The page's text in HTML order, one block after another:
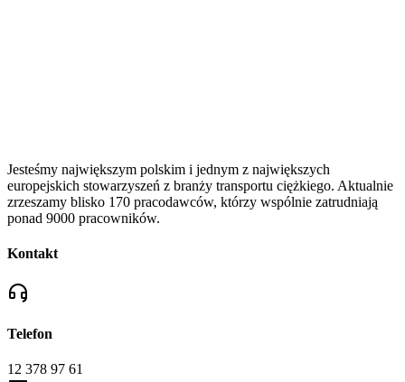
Jesteśmy największym polskim i jednym z największych
europejskich stowarzyszeń z branży transportu ciężkiego. Aktualnie
zrzeszamy blisko 170 pracodawców, którzy wspólnie zatrudniają
ponad 9000 pracowników.
Kontakt
Telefon
12 378 97 61